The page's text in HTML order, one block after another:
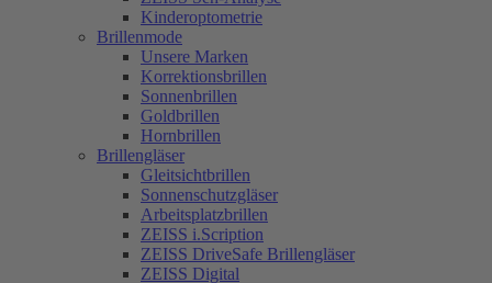
Kinderoptometrie
Brillenmode
Unsere Marken
Korrektionsbrillen
Sonnenbrillen
Goldbrillen
Hornbrillen
Brillengläser
Gleitsichtbrillen
Sonnenschutzgläser
Arbeitsplatzbrillen
ZEISS i.Scription
ZEISS DriveSafe Brillengläser
ZEISS Digital